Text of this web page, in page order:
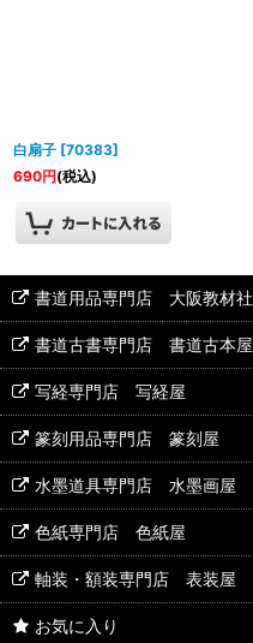
白扇子 [70383]
690円(税込)
書道用品専門店 大阪教材社
書道古書専門店 書道古本屋
写経専門店 写経屋
篆刻用品専門店 篆刻屋
水墨道具専門店 水墨画屋
色紙専門店 色紙屋
軸装・額装専門店 表装屋
お気に入り